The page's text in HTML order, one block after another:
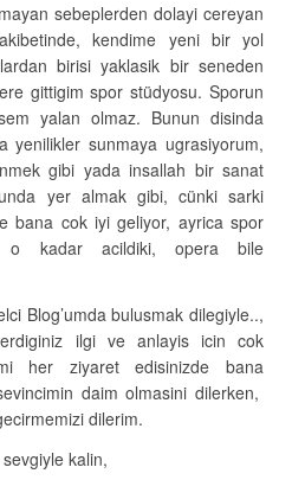
sebeplerden dolayi cereyan
kendime yeni bir yol
birisi yaklasik bir seneden
gittigim spor stüdyosu. Sporun
yalan olmaz. Bunun disinda
yenilikler sunmaya ugrasiyorum,
gibi yada insallah bir sanat
yer almak gibi, cünki sarki
bana cok iyi geliyor, ayrica spor
o kadar acildiki, opera bile
Blog’umda bulusmak dilegiyle..,
ilgi ve anlayis icin cok
her ziyaret edisinizde bana
daim olmasini dilerken,
dilerim.
kalin,